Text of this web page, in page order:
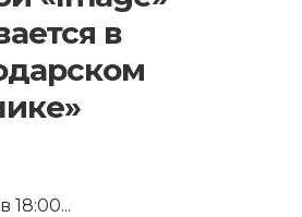
в
18:00...